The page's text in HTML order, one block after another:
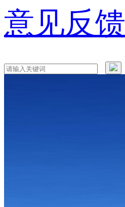
意见反馈